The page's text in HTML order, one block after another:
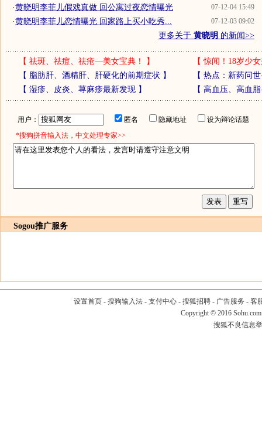
07-12-04 15:49
·黄晓明李菲儿假戏真做 回公寓过夜恋情曝光
07-12-03 09:02
·黄晓明李菲儿恋情曝光 回家路上买小吃秀...
更多关于 黄晓明 的新闻>>
【 祛斑、祛痘、祛疮—美女宝典！ 】 【惊闻！18岁少
【 脂肪肝、酒精肝、肝硬化的前期症状 】 【 热点：新药问
【 湿疹、皮炎、荨麻疹最新发现】 【 高血压、高血
用户： 匿名 隐藏地址
设为辩论话题
*搜狗拼音输入法，中文处理专家>>
Sogou推广服务
设置首页- 搜狗输入法- 支付中心- 搜狐招聘- 广告服务 - 客
Copyright © 2016
搜狐不良信息